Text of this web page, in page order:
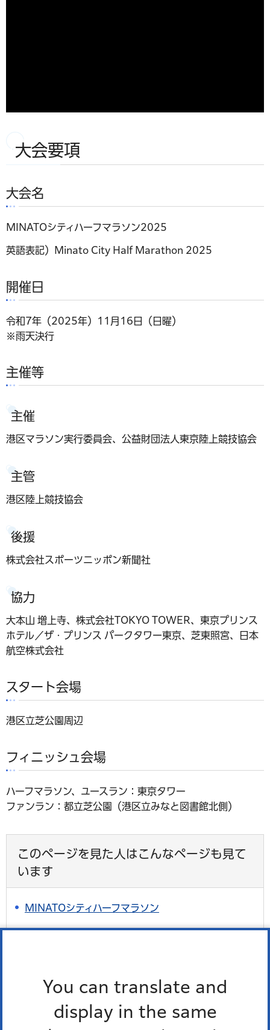
You can translate and
display in the same
大会要項
大会名
MINATOシティハーフマラソン2025
英語表記）Minato City Half Marathon 2025
開催日
令和7年（2025年）11月16日（日曜）
※雨天決行
主催等
主催
港区マラソン実行委員会、公益財団法人東京陸上競技協会
主管
港区陸上競技協会
後援
株式会社スポーツニッポン新聞社
協力
大本山 増上寺、株式会社TOKYO TOWER、東京プリンス
ホテル／ザ・プリンス パークタワー東京、芝東照宮、日本
航空株式会社
スタート会場
港区立芝公園周辺
フィニッシュ会場
ハーフマラソン、ユースラン：東京タワー
ファンラン：都立芝公園（港区立みなと図書館北側）
このページを見た人はこんなページも見て
います
MINATOシティハーフマラソン
MINATOシティハーフマラソン2025 11月16日
（日）開催
検索結果